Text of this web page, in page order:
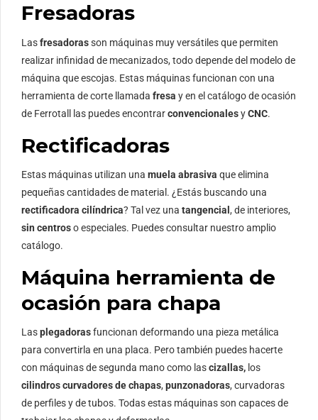
Fresadoras
Lasfresadorasson máquinas muy versátiles que permiten
realizar infinidad de mecanizados, todo depende del modelo de
máquina que escojas. Estas máquinas funcionan con una
herramienta de corte llamada fresa y en el catálogo de ocasión
de Ferrotall las puedes encontrarconvencionalesyCNC.
Rectificadoras
Estas máquinas utilizan una muela abrasiva que elimina
pequeñas cantidades de material. ¿Estás buscando una
rectificadora cilíndrica? Tal vez una tangencial , de interiores,
sin centroso especiales. Puedes consultar nuestro amplio
catálogo.
Máquina herramienta de
ocasión para chapa
Lasplegadorasfuncionan deformando una pieza metálica
para convertirla en una placa. Pero también puedes hacerte
con máquinas de segunda mano como lascizallas, los
cilindros curvadores de chapas, punzonadoras, curvadoras
de perfiles y de tubos. Todas estas máquinas son capaces de